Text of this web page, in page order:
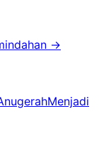
→
Menjadi